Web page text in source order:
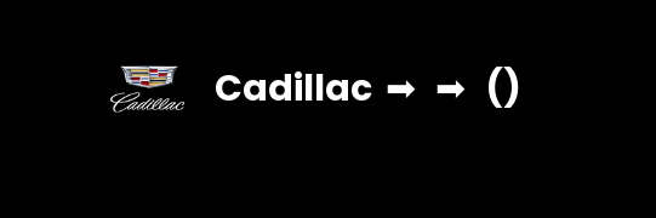
Cadillac ➡ ➡ ()